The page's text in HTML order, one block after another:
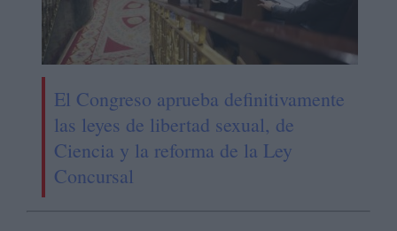
El Congreso aprueba definitivamente
las leyes de libertad sexual, de
Ciencia y la reforma de la Ley
Concursal